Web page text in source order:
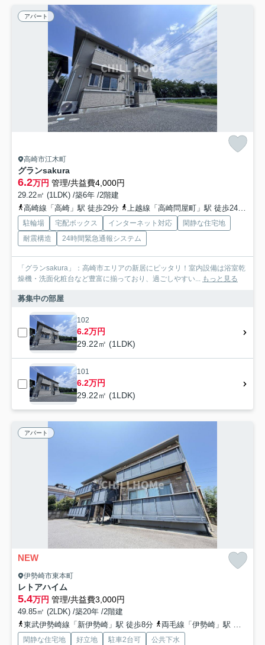
アパート
高崎市江木町
グランsakura
6.2万円 管理/共益費4,000円
29.22㎡ (1LDK) /築6年 /2階建
高崎線「高崎」駅 徒歩29分
上越線「高崎問屋町」駅 徒歩24分
駐輪場 宅配ボックス インターネット対応
閑静な住宅地
耐震構造
24時間緊急通報システム
「グランsakura」：高崎市エリアの新居にピッタリ！室内設備は浴室乾
燥機・洗面化粧台など豊富に揃っており、過ごしやすい... もっと見る
募集中の部屋
102
6.2万円
29.22㎡ (1LDK)
101
6.2万円
29.22㎡ (1LDK)
アパート
NEW
伊勢崎市東本町
レトアハイム
5.4万円 管理/共益費3,000円
49.85㎡ (2LDK) /築20年 /2階建
東武伊勢崎線「新伊勢崎」駅 徒歩8分
両毛線「伊勢崎」駅 徒歩24分
閑静な住宅地 好立地 駐車2台可 公共下水